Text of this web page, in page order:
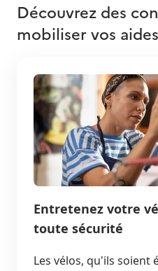
Découvrez des
mobiliser vos aides
Entretenez votre
toute sécurité
Les vélos, qu'ils soient